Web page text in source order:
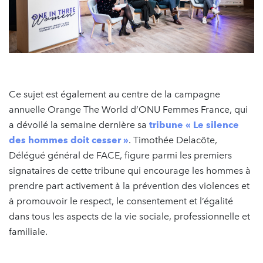
Ce sujet est également au centre de la campagne
annuelle Orange The World d’ONU Femmes France, qui
a dévoilé la semaine dernière sa tribune « Le silence
des hommes doit cesser ». Timothée Delacôte,
Délégué général de FACE, figure parmi les premiers
signataires de cette tribune qui encourage les hommes à
prendre part activement à la prévention des violences et
à promouvoir le respect, le consentement et l’égalité
dans tous les aspects de la vie sociale, professionnelle et
familiale.